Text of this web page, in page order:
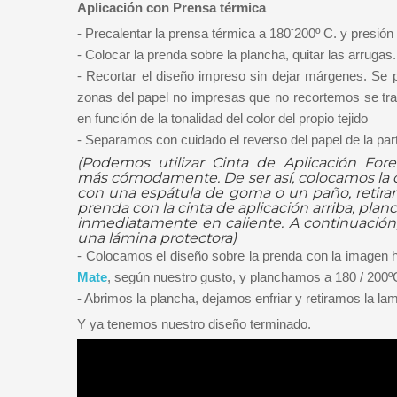
Aplicación con Prensa térmica
- Precalentar la prensa térmica a 180-200º C. y
- Colocar la prenda sobre la plancha, quitar las
- Recortar el diseño impreso sin dejar márgenes. Se
zonas del papel no impresas que no recortemos se
en función de la tonalidad del color del propio tejido
- Separamos con cuidado el reverso del papel de la
(Podemos utilizar Cinta de Aplicación
más cómodamente. De ser así, colocamos
con una espátula de goma o un paño,
prenda con la cinta de aplicación arriba,
inmediatamente en caliente. A
una lámina protectora)
- Colocamos el diseño sobre la prenda con la
Mate, según nuestro gusto, y planchamos a 180 /
- Abrimos la plancha, dejamos enfriar y retiramos la
Y ya tenemos nuestro diseño terminado.